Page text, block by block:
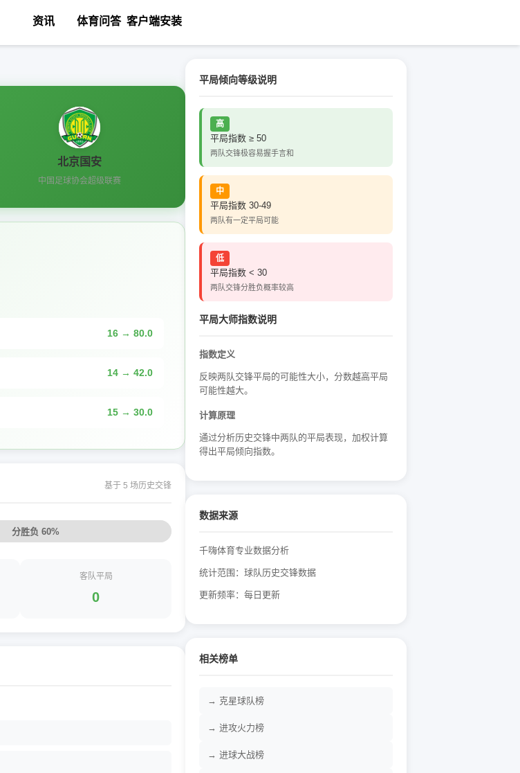
资讯 体育问答 客户端安装
北京国安
中国足球协会超级联赛
16 → 80.0
14 → 42.0
15 → 30.0
基于 5 场历史交锋
分胜负 60%
客队平局
0
平局倾向等级说明
高
平局指数 ≥ 50
两队交锋极容易握手言和
中
平局指数 30-49
两队有一定平局可能
低
平局指数 < 30
两队交锋分胜负概率较高
平局大师指数说明
指数定义
反映两队交锋平局的可能性大小，分数越高平局
可能性越大。
计算原理
通过分析历史交锋中两队的平局表现，加权计算
得出平局倾向指数。
数据来源
千嗨体育专业数据分析
统计范围：球队历史交锋数据
更新频率：每日更新
相关榜单
→ 克星球队榜
→ 进攻火力榜
→ 进球大战榜